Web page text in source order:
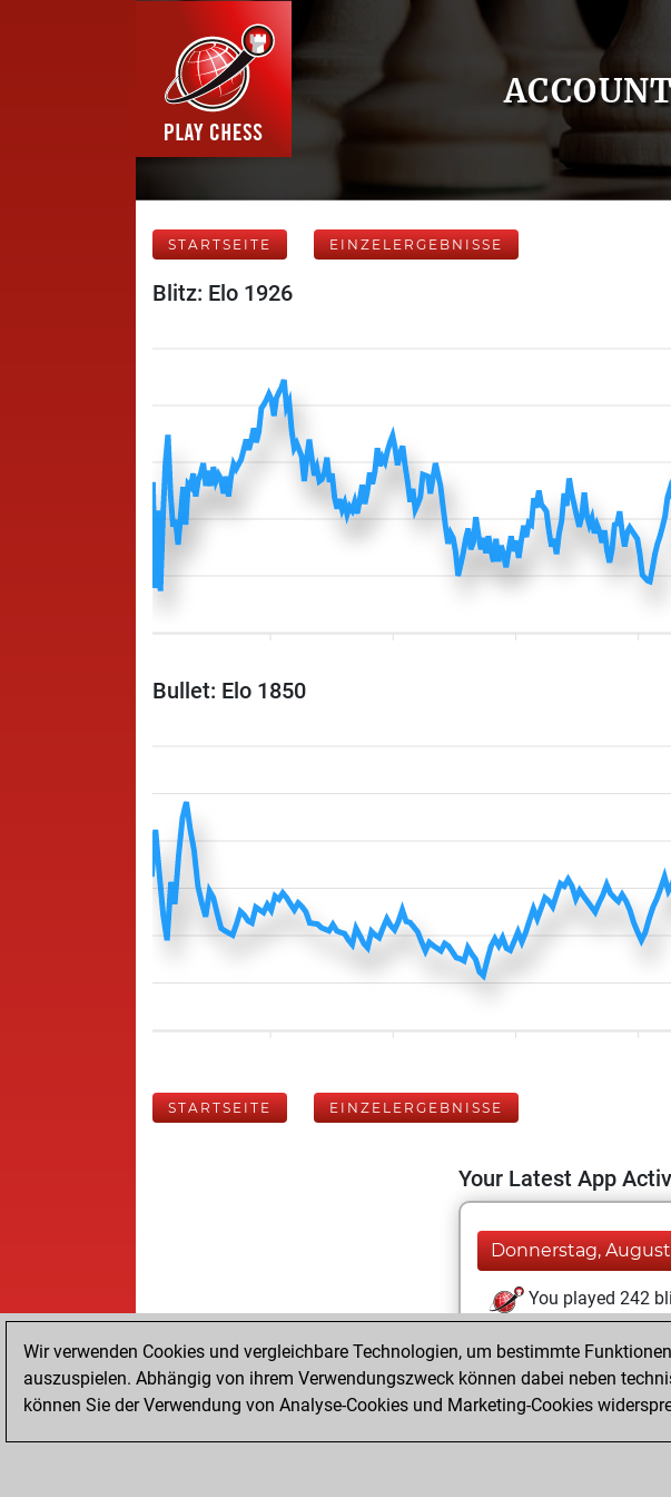
STARTSEITE EINZELERGEBNISSE
Blitz: Elo 1926
Bullet: Elo 1850
STARTSEITE EINZELERGEBNISSE
Your Latest App
Donnerstag, August
You played 242
You played 158
You scored +59
Wir verwenden Cookies und vergleichbare Technologien, um bestimmte
auszuspielen. Abhängig von ihrem Verwendungszweck können dabei neben
können Sie der Verwendung von Analyse-Cookies und Marketing-Cookies